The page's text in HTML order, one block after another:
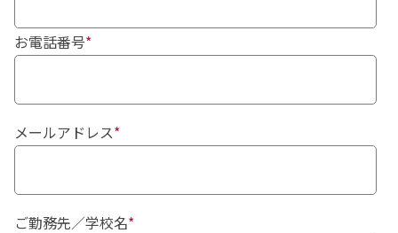
お電話番号*
メールアドレス*
ご勤務先／学校名*